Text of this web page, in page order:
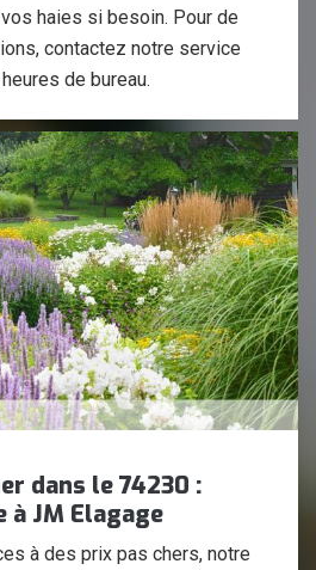
haies si besoin. Pour de
contactez notre service
de bureau.
dans le 74230 :
JM Elagage
à des prix pas chers, notre